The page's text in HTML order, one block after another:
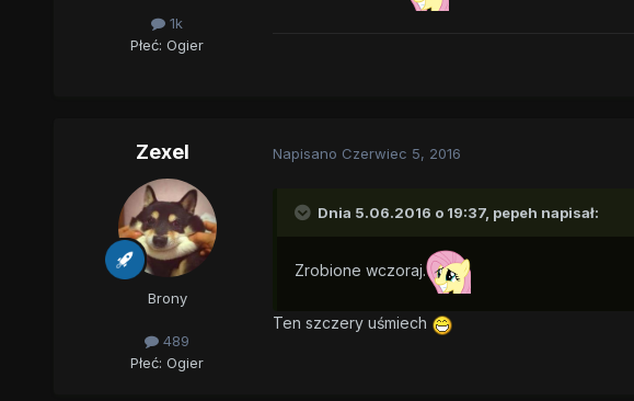
1k
Płeć: Ogier
Zexel
Brony
489
Płeć: Ogier
Napisano Czerwiec 5, 2016
Dnia 5.06.2016 o 19:37, pepeh napisał:
Zrobione wczoraj.
Ten szczery uśmiech